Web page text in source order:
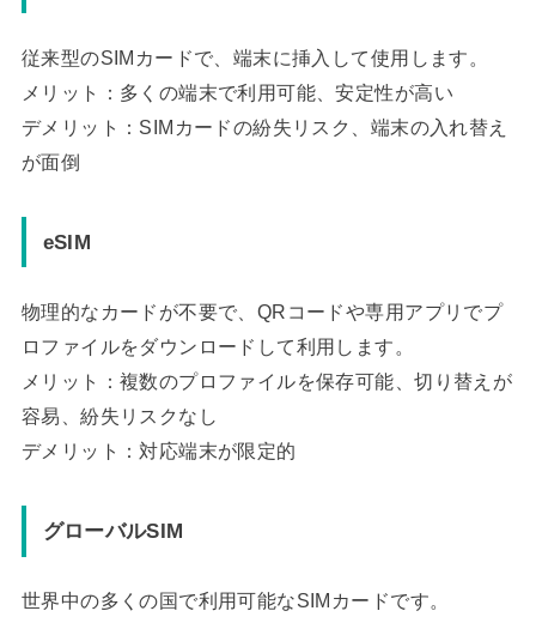
従来型のSIMカードで、端末に挿入して使用します。
メリット：多くの端末で利用可能、安定性が高い
デメリット：SIMカードの紛失リスク、端末の入れ替え
が面倒
eSIM
物理的なカードが不要で、QRコードや専用アプリでプ
ロファイルをダウンロードして利用します。
メリット：複数のプロファイルを保存可能、切り替えが
容易、紛失リスクなし
デメリット：対応端末が限定的
グローバルSIM
世界中の多くの国で利用可能なSIMカードです。